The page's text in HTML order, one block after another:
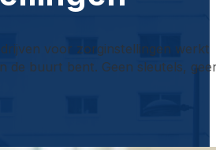
voor zorginstellingen werkt
de buurt bent. Geen sleutels,